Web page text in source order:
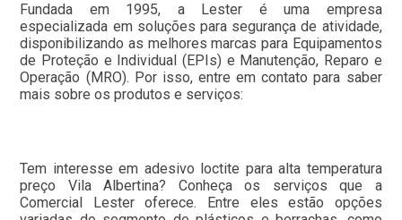
Fundada em 1995, a Lester é uma empresa
especializada em soluções para segurança de atividade,
disponibilizando as melhores marcas para Equipamentos
de Proteção e Individual (EPIs) e Manutenção, Reparo e
Operação (MRO). Por isso, entre em contato para saber
mais sobre os produtos e serviços:
Tem interesse em adesivo loctite para alta temperatura
preço Vila Albertina? Conheça os serviços que a
Comercial Lester oferece. Entre eles estão opções